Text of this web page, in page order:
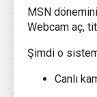
MSN
Webcam aç,
Şimdi o
Canlı